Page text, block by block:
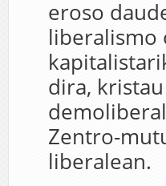
eroso
liberalismo
dira,
Zentro-
liberalean.